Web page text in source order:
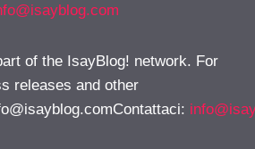
of the IsayBlog! network. For
releases and other
: